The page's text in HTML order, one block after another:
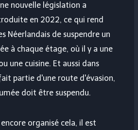
nouvelle législation a
en 2022, ce qui rend
Néerlandais de suspendre un
à chaque étage, où il y a une
une cuisine. Et aussi dans
partie d'une route d'évasion,
doit être suspendu.
encore organisé cela, il est